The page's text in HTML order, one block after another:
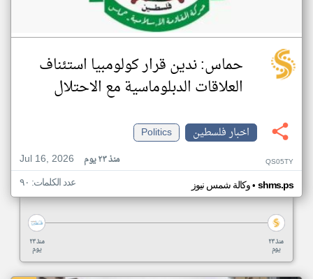
حماس: ندين قرار كولومبيا استئناف
العلاقات الدبلوماسية مع الاحتلال
اخبار فلسطين
Politics
Jul 16, 2026
منذ ٢٣ يوم QS05TY
وكالة شمس نيوز• shms.ps عدد الكلمات: ٩٠
منذ ٢٣
يوم
منذ ٢٣
يوم